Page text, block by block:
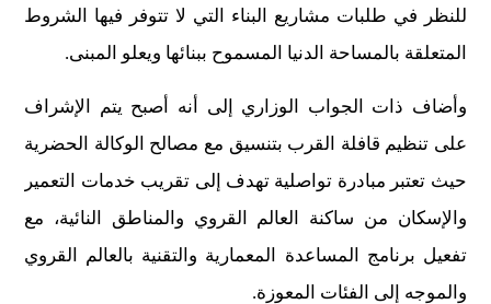
للنظر في طلبات مشاريع البناء التي لا تتوفر فيها الشروط
المتعلقة بالمساحة الدنيا المسموح ببنائها ويعلو المبنى.
وأضاف ذات الجواب الوزاري إلى أنه أصبح يتم الإشراف
على تنظيم قافلة القرب بتنسيق مع مصالح الوكالة الحضرية
حيث تعتبر مبادرة تواصلية تهدف إلى تقريب خدمات التعمير
والإسكان من ساكنة العالم القروي والمناطق النائية، مع
تفعيل برنامج المساعدة المعمارية والتقنية بالعالم القروي
والموجه إلى الفئات المعوزة.